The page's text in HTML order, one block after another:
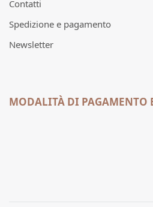
Contatti
Spedizione e pagamento
Newsletter
MODALITÀ DI PAGAMENTO